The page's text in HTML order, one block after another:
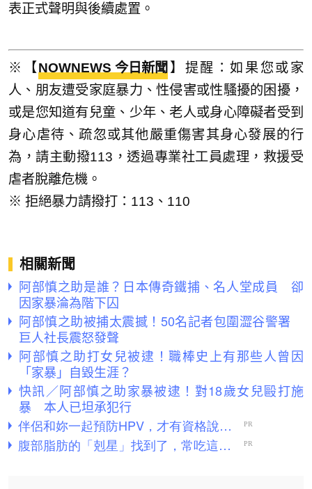
表正式聲明與後續處置。
※【NOWNEWS 今日新聞 】提醒：如果您或家
人、朋友遭受家庭暴力、性侵害或性騷擾的困擾，
或是您知道有兒童、少年、老人或身心障礙者受到
身心虐待、疏忽或其他嚴重傷害其身心發展的行
為，請主動撥113，透過專業社工員處理，救援受
虐者脫離危機。
※ 拒絕暴力請撥打：113、110
相關新聞
阿部慎之助是誰？日本傳奇鐵捕、名人堂成員 卻
因家暴淪為階下囚
阿部慎之助被捕太震撼！50名記者包圍澀谷警署
巨人社長震怒發聲
阿部慎之助打女兒被逮！職棒史上有那些人曾因
「家暴」自毀生涯？
快訊／阿部慎之助家暴被逮！對18歲女兒毆打施
暴 本人已坦承犯行